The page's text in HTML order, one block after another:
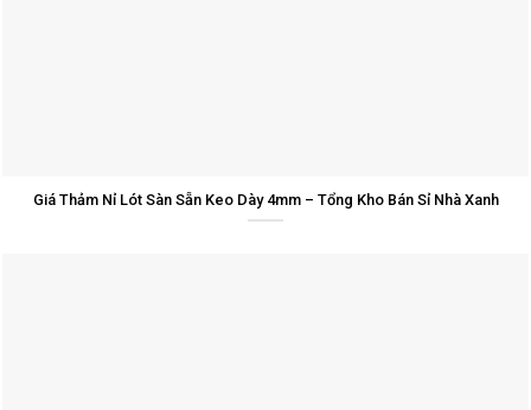
Giá Thảm Nỉ Lót Sàn Sẵn Keo Dày 4mm – Tổng Kho Bán Sỉ Nhà Xanh